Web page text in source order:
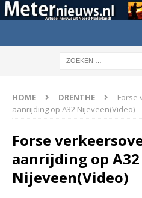
HOME DRENTHE
Forse
aanrijding op A32 Nijeveen(Video)
Forse
aanrijding op A32
Nijeveen(Video)